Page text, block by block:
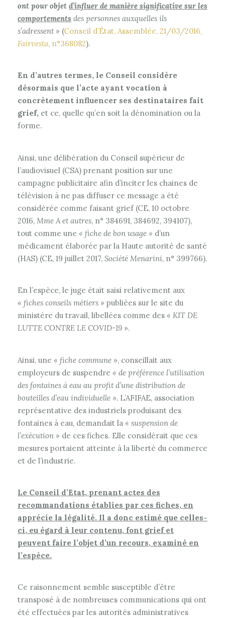
ont pour objet d’influer de manière significative sur les
comportements des personnes auxquelles ils
s’adressent » (Conseil d’État, Assemblée, 21/03/2016,
Fairvesta, n°368082).
En d’autres termes, le Conseil considère
désormais que l’acte ayant vocation à
concrètement influencer ses destinataires fait
grief, et ce, quelle qu’en soit la dénomination ou la
forme.
Ainsi, une délibération du Conseil supérieur de
l’audiovisuel (CSA) prenant position sur une
campagne publicitaire afin d’inciter les chaines de
télévision à ne pas diffuser ce message a été
considérée comme faisant grief (CE, 10 octobre
2016, Mme A et autres, n° 384691, 384692, 394107),
tout comme une « fiche de bon usage » d’un
médicament élaborée par la Haute autorité de santé
(HAS) (CE, 19 juillet 2017, Société Menarini, n° 399766).
En l’espèce, le juge était saisi relativement aux
« fiches conseils métiers » publiées sur le site du
ministère du travail, libellées comme des « KIT DE
LUTTE CONTRE LE COVID-19 ».
Ainsi, une « fiche commune », conseillait aux
employeurs de suspendre « de préférence l’utilisation
des fontaines à eau au profit d’une distribution de
bouteilles d’eau individuelle ». L’AFIFAE, association
représentative des industriels produisant des
fontaines à eau, demandait la « suspension de
l’exécution » de ces fiches. Elle considérait que ces
mesures portaient atteinte à la liberté du commerce
et de l’industrie.
Le Conseil d’Etat, prenant actes des
recommandations établies par ces fiches, en
apprécie la légalité. Il a donc estimé que celles-
ci, eu égard à leur contenu, font grief et
peuvent faire l’objet d’un recours, examiné en
l’espèce.
Ce raisonnement semble susceptible d’être
transposé à de nombreuses communications qui ont
été effectuées par les autorités administratives